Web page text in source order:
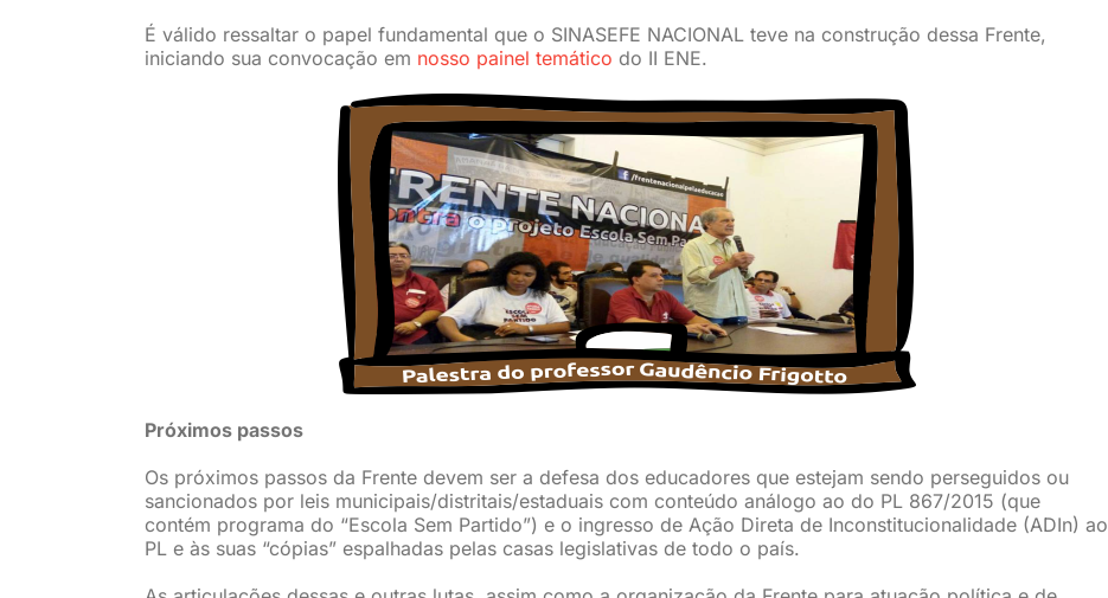
É válido ressaltar o papel fundamental que o SINASEFE NACIONAL teve na construção dessa Frente,
iniciando sua convocação em nosso painel temático do II ENE.
Próximos passos
Os próximos passos da Frente devem ser a defesa dos educadores que estejam sendo perseguidos ou
sancionados por leis municipais/distritais/estaduais com conteúdo análogo ao do PL 867/2015 (que
contém programa do “Escola Sem Partido”) e o ingresso de Ação Direta de Inconstitucionalidade (ADIn) ao
PL e às suas “cópias” espalhadas pelas casas legislativas de todo o país.